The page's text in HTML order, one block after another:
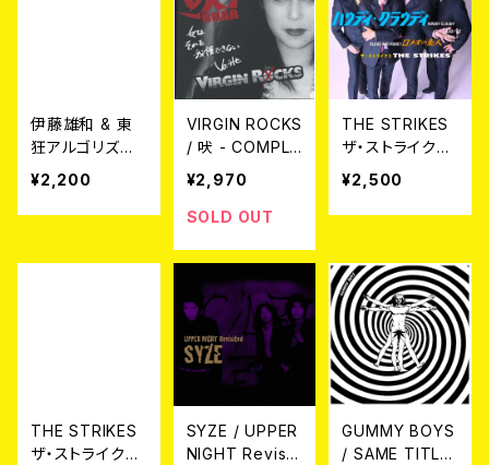
伊藤雄和 & 東
狂アルゴリズム /
一夜に凭れて//
処方センチメン
タル 7EP
¥2,200
VIRGIN ROCKS
/ 吠 - COMPLE
TE VIRGIN RO
CKS- [2025 E
DITION] CD
¥2,970
SOLD OUT
THE STRIKES
ザ・ストライクス
/ ハウディ―・ク
ラウディー c/w
ロメオの恋人 7
¥2,500
THE STRIKES
ザ・ストライクス
SYZE / UPPER
NIGHT Revisit
GUMMY BOYS
/ SAME TITLE